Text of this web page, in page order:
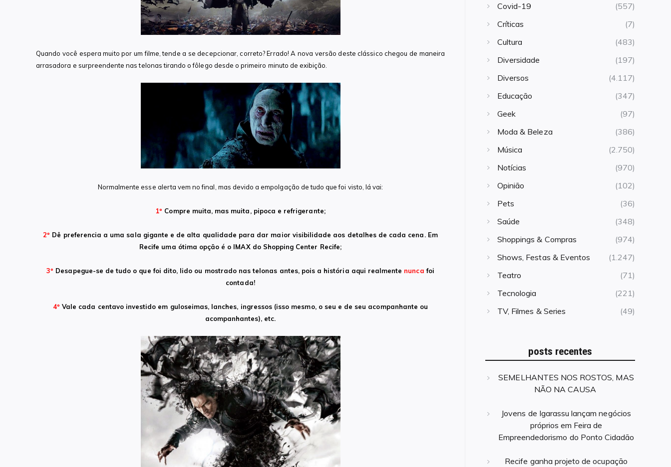
Quando você espera muito por um filme, tende a se decepcionar, correto? Errado! A nova versão deste clássico chegou de maneira
arrasadora e surpreendente nas telonas tirando o fôlego desde o primeiro minuto de exibição.
Normalmente esse alerta vem no final, mas devido a empolgação de tudo que foi visto, lá vai:
1º Compre muita, mas muita, pipoca e refrigerante;
2º Dê preferencia a uma sala gigante e de alta qualidade para dar maior visibilidade aos detalhes de cada cena. Em
Recife uma ótima opção é o IMAX do Shopping Center Recife;
3º Desapegue-se de tudo o que foi dito, lido ou mostrado nas telonas antes, pois a história aqui realmente nunca foi
contada!
4ºVale cada centavo investido em guloseimas, lanches, ingressos (isso mesmo, o seu e de seu acompanhante ou
acompanhantes), etc.
Covid-19
(557)
Críticas
(7)
Cultura
(483)
Diversidade
(197)
Diversos
(4.117)
Educação
(347)
Geek
(97)
Moda & Beleza
(386)
Música
(2.750)
Notícias
(970)
Opinião
(102)
Pets
(36)
Saúde
(348)
Shoppings & Compras
(974)
Shows, Festas & Eventos
(1.247)
Teatro
(71)
Tecnologia
(221)
TV, Filmes & Series
(49)
posts recentes
SEMELHANTES NOS ROSTOS, MAS
NÃO NA CAUSA
Jovens de Igarassu lançam negócios
próprios em Feira de
Empreendedorismo do Ponto Cidadão
Recife ganha projeto de ocupação